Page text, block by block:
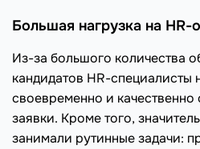
Большая нагрузка на HR-
Из-за большого количества
кандидатов HR-специалисты
своевременно и качественно
заявки. Кроме того,
занимали рутинные задачи: